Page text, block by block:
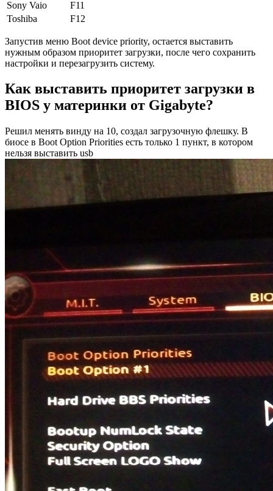
Sony Vaio
F11
Toshiba
F12
Запустив меню Boot device priority, остается выставить
нужным образом приоритет загрузки, после чего сохранить
настройки и перезагрузить систему.
Как выставить приоритет загрузки в
BIOS у материнки от Gigabyte?
Решил менять винду на 10, создал загрузочную флешку. В
биосе в Boot Option Priorities есть только 1 пункт, в котором
нельзя выставить usb